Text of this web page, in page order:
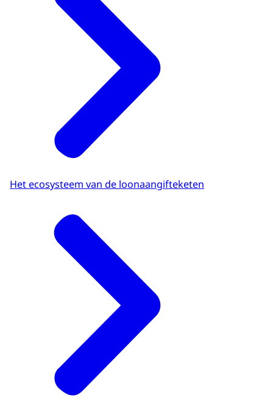
Het ecosysteem van de loonaangifteketen